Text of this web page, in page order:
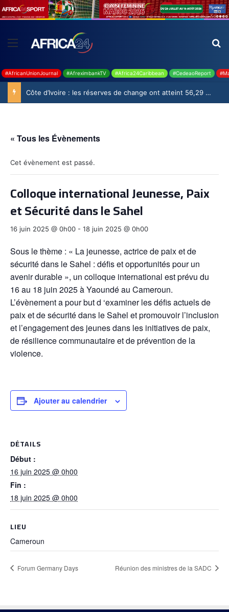
#AfricanUnionJournal #AfreximbankTV #Africa24Caribbean #CedeaoReport
Côte d’Ivoire : les réserves de change ont atteint 56,29 milliards USD en juillet
« Tous les Évènements
Cet évènement est passé.
Colloque international Jeunesse, Paix
et Sécurité dans le Sahel
16 juin 2025 @ 0h00 - 18 juin 2025 @ 0h00
Sous le thème : « La jeunesse, actrice de paix et de
sécurité dans le Sahel : défis et opportunités pour un
avenir durable », un colloque international est prévu du
16 au 18 juin 2025 à Yaoundé au Cameroun.
L’évènement a pour but d ‘examiner les défis actuels de
paix et de sécurité dans le Sahel et promouvoir l’inclusion
et l’engagement des jeunes dans les initiatives de paix,
de résilience communautaire et de prévention de la
violence.
Ajouter au calendrier
DÉTAILS
Début :
16 juin 2025 @ 0h00
Fin :
18 juin 2025 @ 0h00
LIEU
Cameroun
Forum Germany Days Réunion des ministres de la SADC